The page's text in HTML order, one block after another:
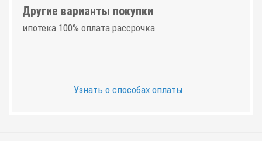
Другие варианты покупки
ипотека 100% оплата рассрочка
Узнать о способах оплаты